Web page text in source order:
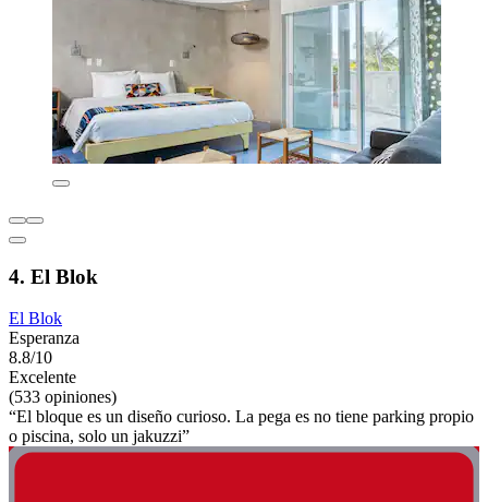
4. El Blok
El Blok
Esperanza
8.8/10
Excelente
(533 opiniones)
“El bloque es un diseño curioso. La pega es no tiene parking propio
o piscina, solo un jakuzzi”